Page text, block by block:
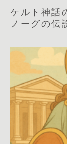
ケルト神話
ノーグの伝